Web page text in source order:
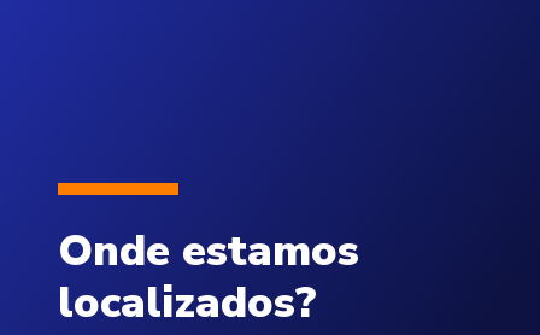
Onde estamos
localizados?